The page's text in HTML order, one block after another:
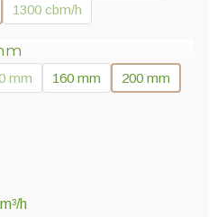
1300 cbm/h
mm 160 mm
200 mm
h